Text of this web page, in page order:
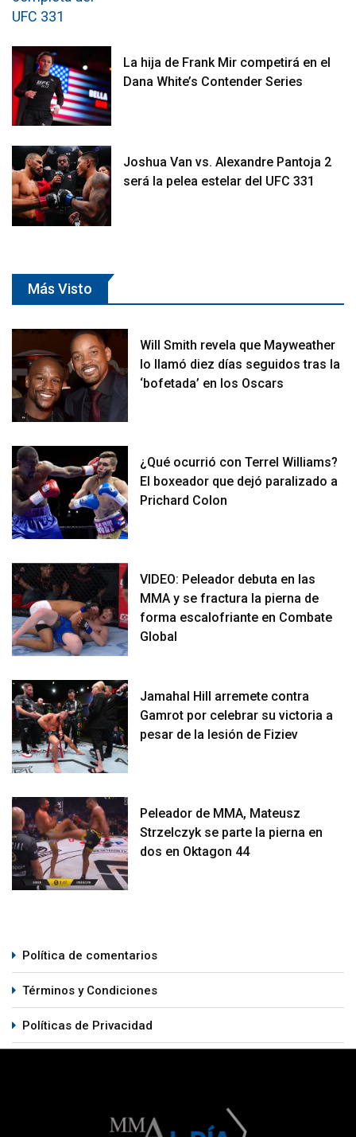
La hija de Frank Mir competirá en el
Dana White’s Contender Series
Joshua Van vs. Alexandre Pantoja 2
será la pelea estelar del UFC 331
Más Visto
Will Smith revela que Mayweather
lo llamó diez días seguidos tras la
‘bofetada’ en los Oscars
¿Qué ocurrió con Terrel Williams?
El boxeador que dejó paralizado a
Prichard Colon
VIDEO: Peleador debuta en las
MMA y se fractura la pierna de
forma escalofriante en Combate
Global
Jamahal Hill arremete contra
Gamrot por celebrar su victoria a
pesar de la lesión de Fiziev
Peleador de MMA, Mateusz
Strzelczyk se parte la pierna en
dos en Oktagon 44
Política de comentarios
Términos y Condiciones
Políticas de Privacidad